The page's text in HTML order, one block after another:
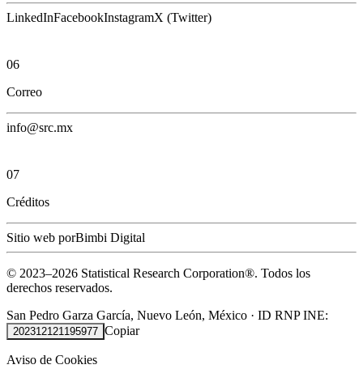
LinkedInFacebookInstagramX (Twitter)
06
Correo
info@src.mx
07
Créditos
Sitio web porBimbi Digital
© 2023–2026 Statistical Research Corporation®. Todos los
derechos reservados.
San Pedro Garza García, Nuevo León, México · ID RNP INE:
202312121195977 Copiar
Aviso de Cookies